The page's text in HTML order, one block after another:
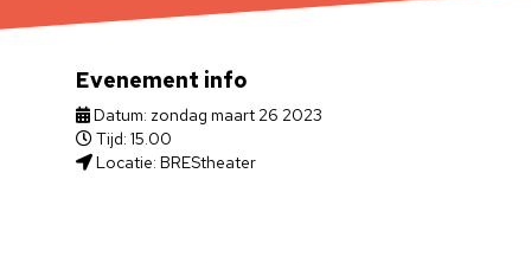
Evenement info
Datum: zondag maart 26 2023
Tijd: 15.00
Locatie: BREStheater